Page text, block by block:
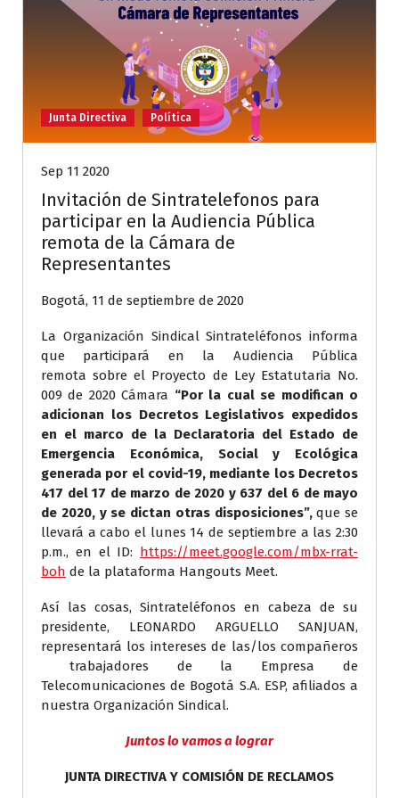
Junta Directiva Política
Sep 11 2020
Invitación de Sintratelefonos para
participar en la Audiencia Pública
remota de la Cámara de
Representantes
Bogotá, 11 de septiembre de 2020
La Organización Sindical Sintrateléfonos informa
que participará en la Audiencia Pública
remota sobre el Proyecto de Ley Estatutaria No.
009 de 2020 Cámara “Por la cual se modifican o
adicionan los Decretos Legislativos expedidos
en el marco de la Declaratoria del Estado de
Emergencia Económica, Social y Ecológica
generada por el covid-19, mediante los Decretos
417 del 17 de marzo de 2020 y 637 del 6 de mayo
de 2020, y se dictan otras disposiciones”,que se
llevará a cabo el lunes 14 de septiembre a las 2:30
p.m., en el ID: https://meet.google.com/mbx-rrat-
boh de la plataforma Hangouts Meet.
Así las cosas, Sintrateléfonos en cabeza de su
presidente, LEONARDO ARGUELLO SANJUAN,
representará los intereses de las/los compañeros
trabajadores de la Empresa de
Telecomunicaciones de Bogotá S.A. ESP, afiliados a
nuestra Organización Sindical.
Juntos lo vamos a lograr
JUNTA DIRECTIVA Y COMISIÓN DE RECLAMOS